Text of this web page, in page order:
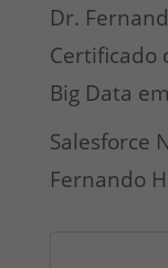
Dr.
Certificado
Big Data
Salesforce
Fernando